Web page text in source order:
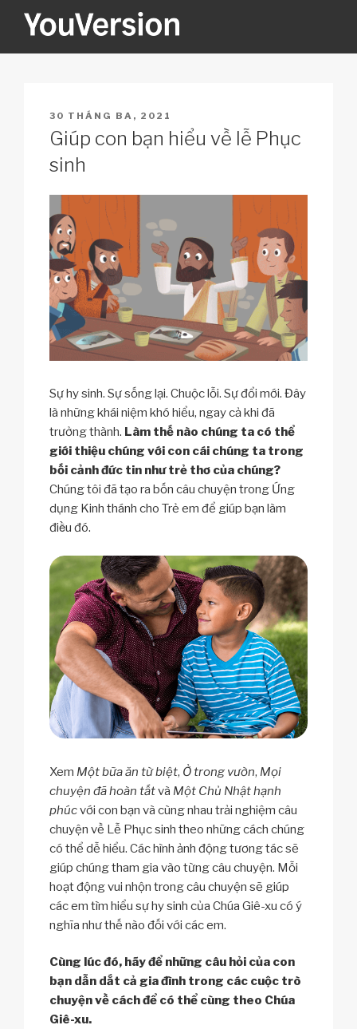
YOUVERSION
POSTED
ON
30 THÁNG BA, 2021
Giúp con bạn hiểu về lễ Phục
sinh
Sự hy sinh. Sự sống lại. Chuộc lỗi. Sự đổi mới. Đây
là những khái niệm khó hiểu, ngay cả khi đã
trưởng thành. Làm thế nào chúng ta có thể
giới thiệu chúng với con cái chúng ta trong
bối cảnh đức tin như trẻ thơ của chúng?
Chúng tôi đã tạo ra bốn câu chuyện trong Ứng
dụng Kinh thánh cho Trẻ em để giúp bạn làm
điều đó.
Xem Một bữa ăn từ biệt, Ở trong vườn, Mọi
chuyện đã hoàn tấtvà Một Chủ Nhật hạnh
phúcvới con bạn và cùng nhau trải nghiệm câu
chuyện về Lễ Phục sinh theo những cách chúng
có thể dễ hiểu. Các hình ảnh động tương tác sẽ
giúp chúng tham gia vào từng câu chuyện. Mỗi
hoạt động vui nhộn trong câu chuyện sẽ giúp
các em tìm hiểu sự hy sinh của Chúa Giê-xu có ý
nghĩa như thế nào đối với các em.
Cùng lúc đó, hãy để những câu hỏi của con
bạn dẫn dắt cả gia đình trong các cuộc trò
chuyện về cách để có thể cùng theo Chúa
Giê-xu.